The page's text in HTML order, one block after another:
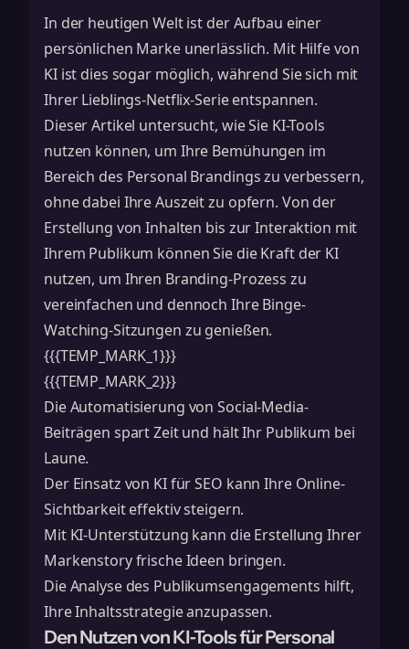
In der heutigen Welt ist der Aufbau einer
persönlichen Marke unerlässlich. Mit Hilfe von
KI ist dies sogar möglich, während Sie sich mit
Ihrer Lieblings-Netflix-Serie entspannen.
Dieser Artikel untersucht, wie Sie KI-Tools
nutzen können, um Ihre Bemühungen im
Bereich des Personal Brandings zu verbessern,
ohne dabei Ihre Auszeit zu opfern. Von der
Erstellung von Inhalten bis zur Interaktion mit
Ihrem Publikum können Sie die Kraft der KI
nutzen, um Ihren Branding-Prozess zu
vereinfachen und dennoch Ihre Binge-
Watching-Sitzungen zu genießen.
{{{TEMP_MARK_1}}}
{{{TEMP_MARK_2}}}
Die Automatisierung von Social-Media-
Beiträgen spart Zeit und hält Ihr Publikum bei
Laune.
Der Einsatz von KI für SEO kann Ihre Online-
Sichtbarkeit effektiv steigern.
Mit KI-Unterstützung kann die Erstellung Ihrer
Markenstory frische Ideen bringen.
Die Analyse des Publikumsengagements hilft,
Ihre Inhaltsstrategie anzupassen.
Den Nutzen von KI-Tools für Personal